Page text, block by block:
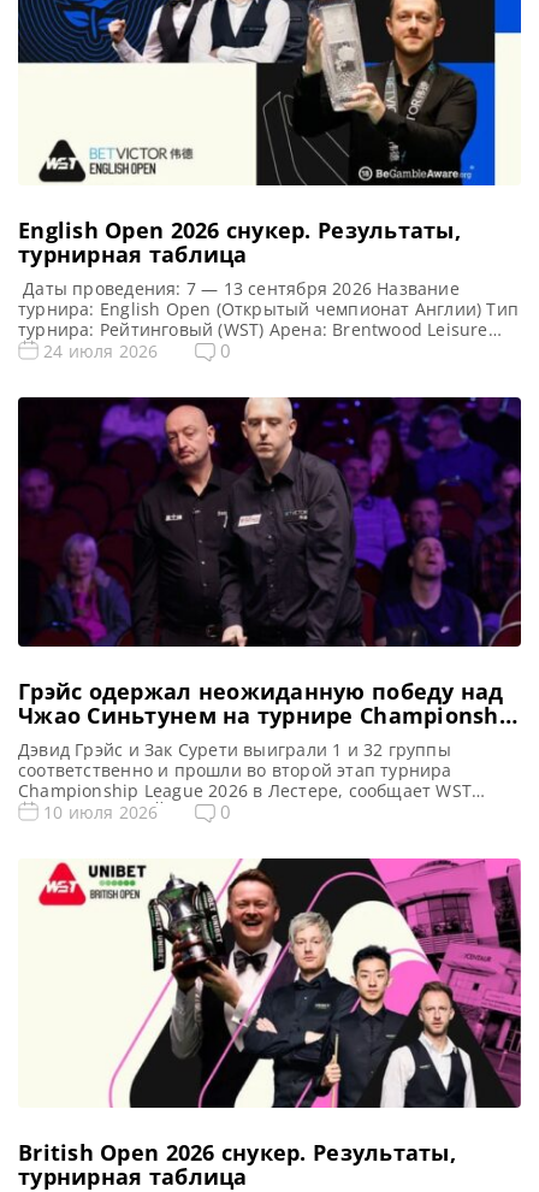
English Open 2026 cнукер. Результаты,
турнирная таблица
Даты проведения: 7 — 13 сентября 2026 Название
турнира: English Open (Открытый чемпионат Англии) Тип
турнира: Рейтинговый (WST) Арена: Brentwood Leisure
Centre Место проведения (населенный пункт, город,
Марк Аллен ( 2025 ) Турнирная таблица English Open
2026: Открытый чемпионат Англии 2026 — турнирная […]
24 июля 2026 0
Грэйс одержал неожиданную победу над
Чжао Синьтунем на турнире Championship
League 2026
Дэвид Грэйс и Зак Сурети выиграли 1 и 32 группы
соответственно и прошли во второй этап турнира
Championship League 2026 в Лестере, сообщает WST
Дэвид Грэйс из Йоркшира продемонстрировал
преимуществом в один фрейм. Этот триумф обеспечил
ему выход в следующий этап и […]
10 июля 2026 0
British Open 2026 cнукер. Результаты,
турнирная таблица